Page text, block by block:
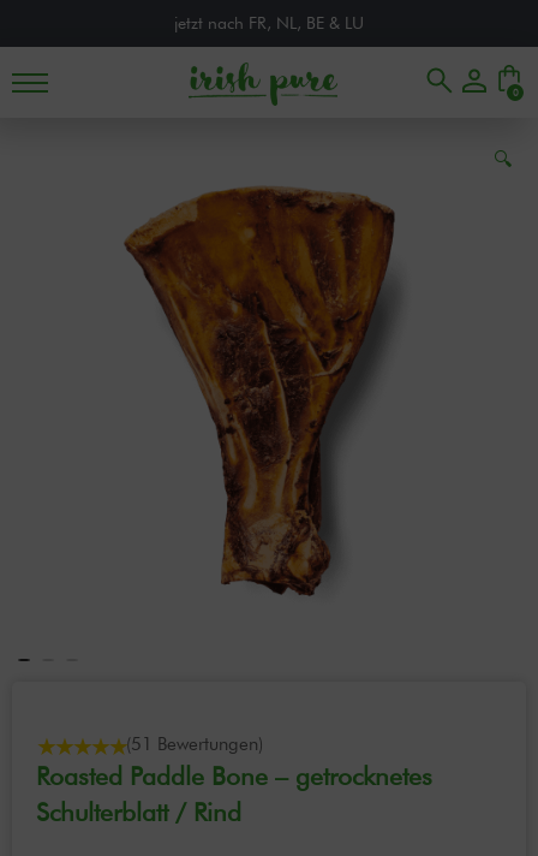
jetzt nach FR, NL, BE & LU
0
🔍
(51 Bewertungen)
Roasted Paddle Bone – getrocknetes
Schulterblatt / Rind